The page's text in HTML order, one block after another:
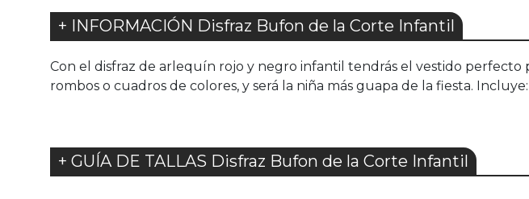
+ INFORMACIÓN Disfraz Bufon de la Corte Infantil
Con el disfraz de arlequín rojo y negro infantil tendrás el vestido
rombos o cuadros de colores, y será la niña más guapa de la fiesta.
+ GUÍA DE TALLAS Disfraz Bufon de la Corte Infantil